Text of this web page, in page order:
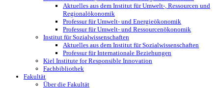
Aktuelles aus dem Institut für Umwelt-, Ressourcen und
Regionalökonomik
Professur für Umwelt- und Energieökonomik
Professur für Umwelt- und Ressourcenökonomik
Institut für Sozialwissenschaften
Aktuelles aus dem Institut für Sozialwissenschaften
Professur für Internationale ­Beziehungen
Kiel Institute for Responsible Innovation
Fachbibliothek
Fakultät
Über die Fakultät